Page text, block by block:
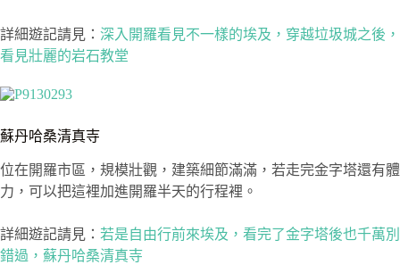
詳細遊記請見： 深入開羅看見不一樣的埃及，穿越垃圾城之後，
看見壯麗的岩石教堂
蘇丹哈桑清真寺
位在開羅市區，規模壯觀，建築細節滿滿，若走完金字塔還有體
力，可以把這裡加進開羅半天的行程裡。
詳細遊記請見： 若是自由行前來埃及，看完了金字塔後也千萬別
錯過，蘇丹哈桑清真寺